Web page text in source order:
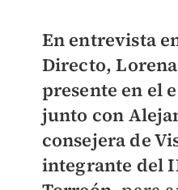
En entrevista
Directo,
presente en el
junto con
consejera de
integrante del